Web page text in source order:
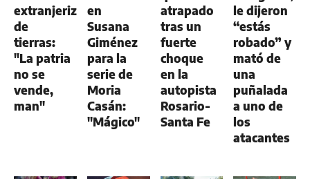
extranjerización
de
tierras:
"La patria
no se
vende,
man"
en
Susana
Giménez
para la
serie de
Moria
Casán:
"Mágico"
atrapado
tras un
fuerte
choque
en la
autopista
Rosario-
Santa Fe
le dijeron
“estás
robado” y
mató de
una
puñalada
a uno de
los
atacantes